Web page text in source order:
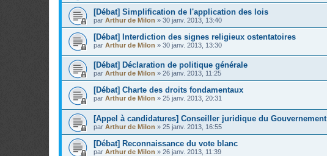
[Débat] Simplification de l'application des lois
par Arthur de Milon » 30 janv. 2013, 13:40
[Débat] Interdiction des signes religieux ostentatoires
par Arthur de Milon » 30 janv. 2013, 13:30
[Débat] Déclaration de politique générale
par Arthur de Milon » 26 janv. 2013, 11:25
[Débat] Charte des droits fondamentaux
par Arthur de Milon » 25 janv. 2013, 20:31
[Appel à candidatures] Conseiller juridique du Gouvernement
par Arthur de Milon » 25 janv. 2013, 16:55
[Débat] Reconnaissance du vote blanc
par Arthur de Milon » 26 janv. 2013, 11:39